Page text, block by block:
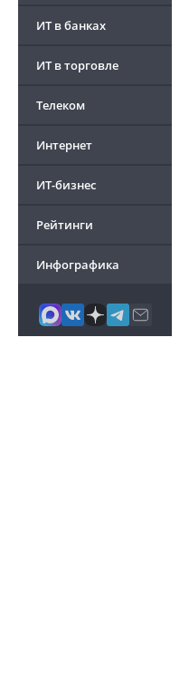
ИТ в банках
ИТ в торговле
Телеком
Интернет
ИТ-бизнес
Рейтинги
Инфографика